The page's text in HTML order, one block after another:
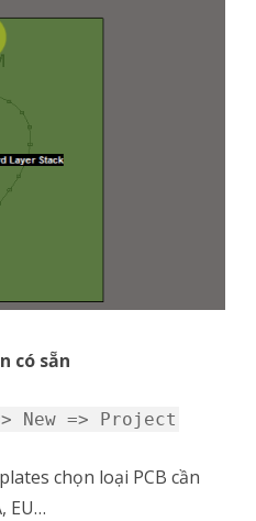
có sẵn
New => Project
chọn loại PCB cần
EU…